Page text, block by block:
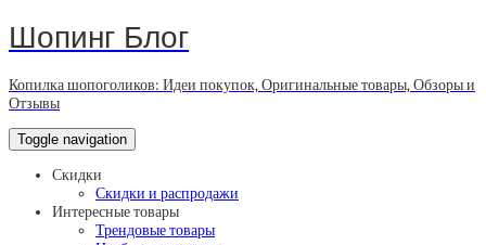
Шопинг Блог
Копилка шопоголиков: Идеи покупок, Оригинальные товары, Обзоры и
Отзывы
Toggle navigation
Скидки
Скидки и распродажи
Интересные товары
Трендовые товары